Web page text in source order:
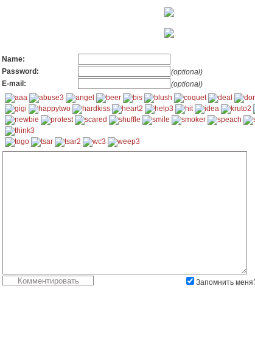
Name:
Password:
(optional)
E-mail:
(optional)
Запомнить